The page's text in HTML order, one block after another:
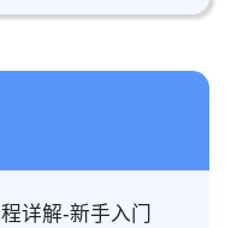
详解-新手入门